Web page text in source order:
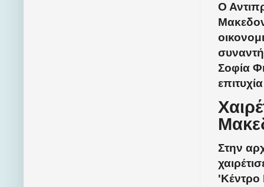
Ο
Σοφία
Στην
'Κέντρο